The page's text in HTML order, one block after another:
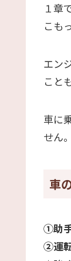
１章
こも
エン
こと
車に
せん。
車
①助
②運